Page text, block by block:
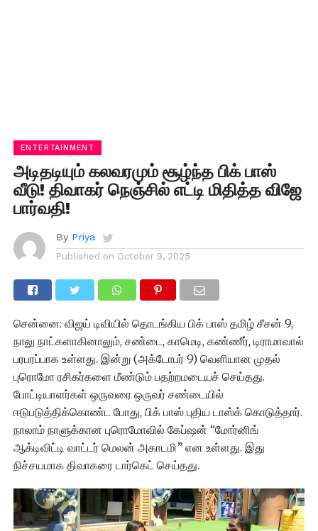
ENTERTAINMENT
அடிதடியும் கலவரமும் சூழ்ந்த பிக் பாஸ்
வீடு! திவாகர் நெஞ்சில் எட்டி மிதித்த விஜே
பார்வதி!
By Priya
Published on October 9, 2025
சென்னை: விஜய் டிவியில் தொடங்கிய பிக் பாஸ் தமிழ் சீசன் 9,
நாலு நாட்களாகினாலும், சண்டை, காமெடி, கண்ணீர், டிராமாவால்
பரபரப்பாக உள்ளது. இன்று (அக்டோபர் 9) வெளியான முதல்
புரொமோ ரசிகர்களை மீண்டும் பதற்றமடையச் செய்தது.
போட்டியாளர்கள் ஒருவரை ஒருவர் சண்டையில்
ஈடுபடுத்திக்கொண்ட போது, பிக் பாஸ் புதிய டாஸ்க் கொடுத்தார்.
நாலாம் நாளுக்கான புரொமோவில் கேப்ஷன் “மோர்னிங்
ஆக்டிவிட்டி வாட்டர் மெலன் அகாடமி” என உள்ளது. இது
நிச்சயமாக திவாகரை டார்கெட் செய்தது.